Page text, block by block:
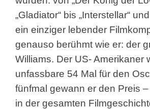
„Gladiator“ bis „Interstellar“
ein einziger lebender
genauso berühmt wie er: der
Williams. Der US- Amerikaner
unfassbare 54 Mal für den
fünfmal gewann er den Preis
in der gesamten